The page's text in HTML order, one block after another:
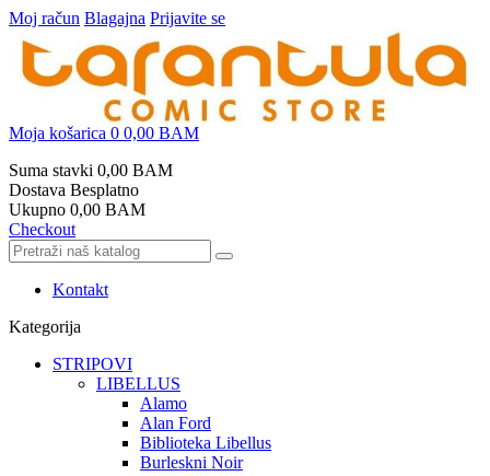
Moj račun Blagajna Prijavite se
Moja košarica 0 0,00 BAM
Suma stavki 0,00 BAM
Dostava Besplatno
Ukupno 0,00 BAM
Checkout
Kontakt
Kategorija
STRIPOVI
LIBELLUS
Alamo
Alan Ford
Biblioteka Libellus
Burleskni Noir